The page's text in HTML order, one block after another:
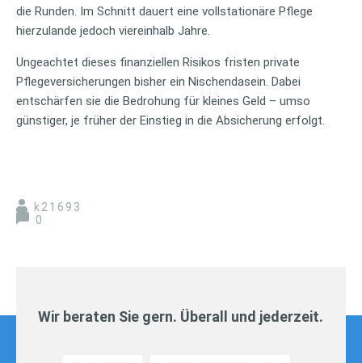
die Runden. Im Schnitt dauert eine vollstationäre Pflege
hierzulande jedoch viereinhalb Jahre.
Ungeachtet dieses finanziellen Risikos fristen private
Pflegeversicherungen bisher ein Nischendasein. Dabei
entschärfen sie die Bedrohung für kleines Geld – umso
günstiger, je früher der Einstieg in die Absicherung erfolgt.
k21693
0
Wir beraten Sie gern. Überall und jederzeit.